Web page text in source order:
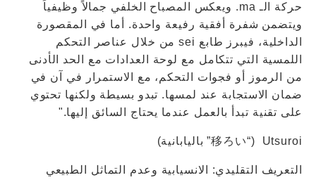
حركة الـ ma. ويعكس المصباح الخلفي جمالاً وظيفياً
ويتضمن شفرة أفقية رفيعة واحدة. أما في المقصورة
الداخلية، فيبرز طابع sei من خلال عناصر التحكم
اللمسية التي تتكامل مع لوحة العدادات مع الحد الأدنى
من الرموز أو فجوات التحكم، مع الاستمرار في آن في
ضمان الاستجابة عند لمسها. تبدو بسيطة ولكنها تحتوي
على تقنية تبدأ بالعمل عندما يحتاج السائق إليها."
Utsuroi (“移ろい” باليابانية)
التعريف التقليدي: الانسيابية وعدم التماثل الطبيعي